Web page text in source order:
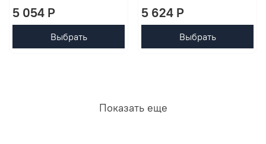
5 054 P
Выбрать
5 624 P
Выбрать
Показать еще